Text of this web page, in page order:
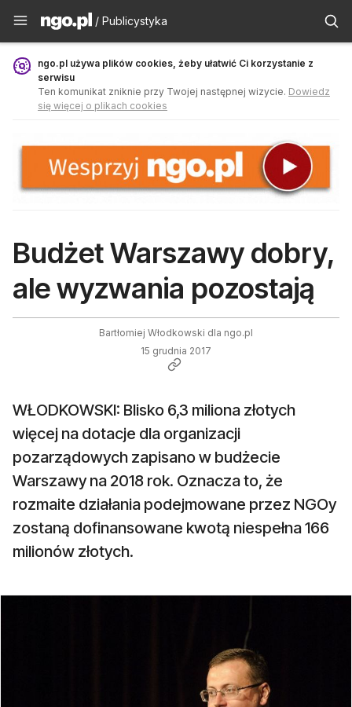
Publicystyka - ngo.pl
/ Publicystyka
ngo.pl używa plików cookies, żeby ułatwić Ci korzystanie z
serwisu
Ten komunikat zniknie przy Twojej następnej wizycie. Dowiedz
się więcej o plikach cookies
Budżet Warszawy dobry,
ale wyzwania pozostają
Bartłomiej Włodkowski dla ngo.pl
15 grudnia 2017
WŁODKOWSKI: Blisko 6,3 miliona złotych
więcej na dotacje dla organizacji
pozarządowych zapisano w budżecie
Warszawy na 2018 rok. Oznacza to, że
rozmaite działania podejmowane przez NGOy
zostaną dofinansowane kwotą niespełna 166
milionów złotych.